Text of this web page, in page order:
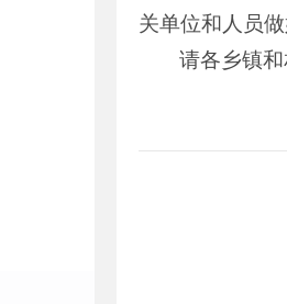
关单位和人员做
请各乡镇